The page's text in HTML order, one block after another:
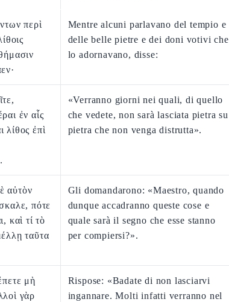
περὶ
Mentre alcuni parlavano del tempio e
delle belle pietre e dei doni votivi che
lo adornavano, disse:
ἐν αἷς
λίθος ἐπὶ
«Verranno giorni nei quali, di quello
che vedete, non sarà lasciata pietra su
pietra che non venga distrutta».
αὐτὸν
πότε
καὶ τί τὸ
ταῦτα
Gli domandarono: «Maestro, quando
dunque accadranno queste cose e
quale sarà il segno che esse stanno
per compiersi?».
μὴ
γὰρ
Rispose: «Badate di non lasciarvi
ingannare. Molti infatti verranno nel